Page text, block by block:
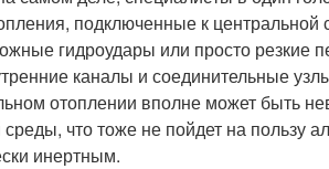
подключенные к центральной
гидроудары или просто резкие
каналы и соединительные
отоплении вполне может быть
что тоже не пойдет на пользу
инертным.